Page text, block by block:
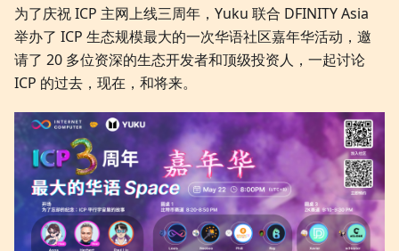
为了庆祝 ICP 主网上线三周年，Yuku 联合 DFINITY Asia
举办了 ICP 生态规模最大的一次华语社区嘉年华活动，邀
请了 20 多位资深的生态开发者和顶级投资人，一起讨论
ICP 的过去，现在，和将来。